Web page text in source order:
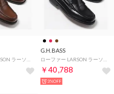
G.H.BASS
￥40,788
3%OFF